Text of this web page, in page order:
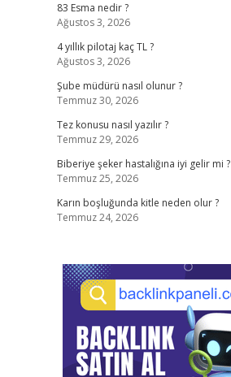
83 Esma nedir ?
Ağustos 3, 2026
4 yıllık pilotaj kaç TL ?
Ağustos 3, 2026
Şube müdürü nasıl olunur ?
Temmuz 30, 2026
Tez konusu nasıl yazılır ?
Temmuz 29, 2026
Biberiye şeker hastalığına iyi gelir mi ?
Temmuz 25, 2026
Karın boşluğunda kitle neden olur ?
Temmuz 24, 2026